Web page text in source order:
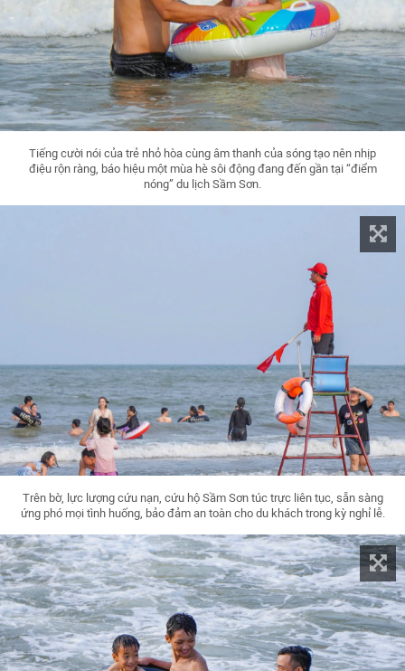
Tiếng cười nói của trẻ nhỏ hòa cùng âm thanh của sóng tạo nên nhịp
điệu rộn ràng, báo hiệu một mùa hè sôi động đang đến gần tại “điểm
nóng” du lịch Sầm Sơn.
Trên bờ, lực lượng cứu nạn, cứu hộ Sầm Sơn túc trực liên tục, sẵn sàng
ứng phó mọi tình huống, bảo đảm an toàn cho du khách trong kỳ nghỉ lễ.